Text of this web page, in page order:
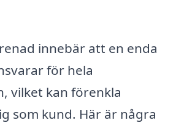
innebär att en enda
för hela
vilket kan förenkla
som kund. Här är några